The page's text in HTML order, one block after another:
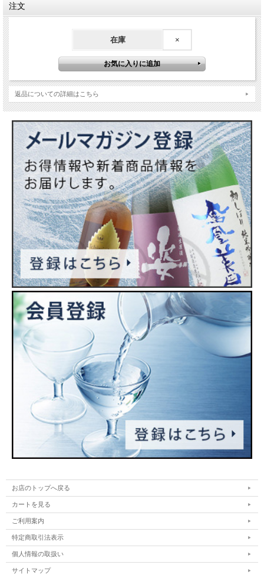
注文
在庫 ×
返品についての詳細はこちら
お店のトップへ戻る
カートを見る
ご利用案内
特定商取引法表示
個人情報の取扱い
サイトマップ